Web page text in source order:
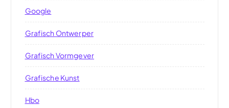
Google
Grafisch Ontwerper
Grafisch Vormgever
Grafische Kunst
Hbo